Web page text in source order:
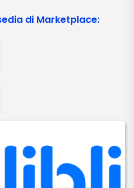
di Marketplace: